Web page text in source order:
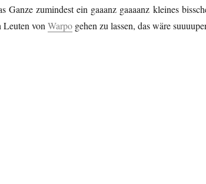
Ganze zumindest ein gaaanz gaaaanz kleines
Leuten vonWarpogehen zu lassen, das wäre